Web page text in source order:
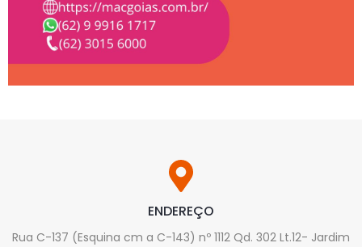
ENDEREÇO
Rua C-137 (Esquina cm a C-143) nº 1112 Qd. 302 Lt.12- Jardim